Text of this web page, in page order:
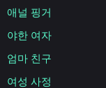
애널 핑거
야한 여자
엄마 친구
여성 사정